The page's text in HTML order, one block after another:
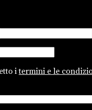
itermini e le